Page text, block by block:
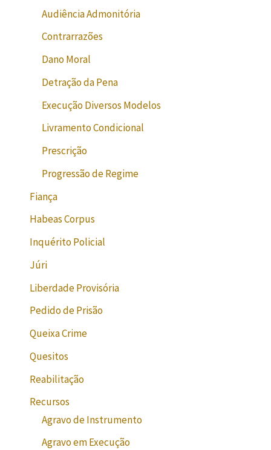
Audiência Admonitória
Contrarrazões
Dano Moral
Detração da Pena
Execução Diversos Modelos
Livramento Condicional
Prescrição
Progressão de Regime
Fiança
Habeas Corpus
Inquérito Policial
Júri
Liberdade Provisória
Pedido de Prisão
Queixa Crime
Quesitos
Reabilitação
Recursos
Agravo de Instrumento
Agravo em Execução